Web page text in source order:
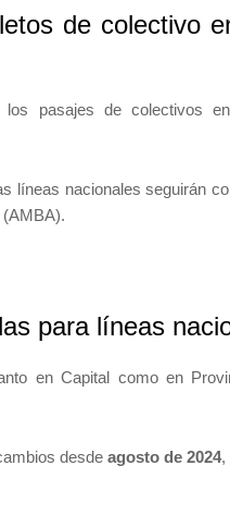
de colectivo
los pasajes de colectivos
líneas nacionales seguirán
(AMBA).
para líneas
en Capital como en
desde agosto de 2024,